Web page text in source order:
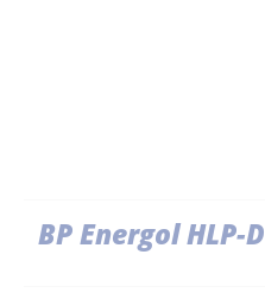
BP Energol HLP-D